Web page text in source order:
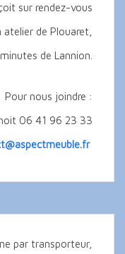
sur rendez-vous
atelier de Plouaret,
de Lannion.
Pour nous joindre :
06 41 96 23 33
par transporteur,